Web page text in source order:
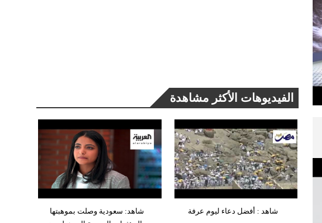
الفيديوهات الأكثر مشاهدة
شاهد: سعودية وصلت بموهبتها
شاهد : أفضل دعاء ليوم عرفة